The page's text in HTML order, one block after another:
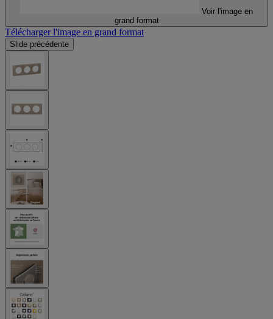
Voir l'image en
grand format
Télécharger l'image en grand format
Slide précédente